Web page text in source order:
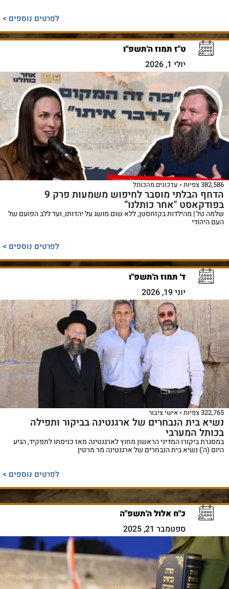
לפרטים נוספים >
ט"ז תמוז ה'תשפ"ו
יולי 1, 2026
382,586 צפיות עדכונים מהכותל
הדחף הבלתי מוסבר לחיפוש משמעות פרק 9
בפודקאסט "אחר כותלנו”
שלמה טל | מהילדות בקזחסטן, ללא שום מושג על יהדותו, ועד ללב הפועם של
העם היהודי
לפרטים נוספים >
ד' תמוז ה'תשפ"ו
יוני 19, 2026
322,765 צפיות אישי ציבור
נשיא בית הנבחרים של ארגנטינה בביקור ותפילה
בכותל המערבי
במסגרת ביקורו המדיני הראשון מחוץ לארגנטינה מאז כניסתו לתפקיד, הגיע
היום (ה') נשיא בית הנבחרים של ארגנטינה מר מרטין
לפרטים נוספים >
כ"ח אלול ה'תשפ"ה
ספטמבר 21, 2025